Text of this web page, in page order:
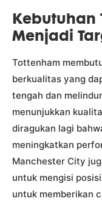
Kebutuhan
Menjadi
Tottenham
berkualitas yang
tengah dan
menunjukkan
diragukan lagi
meningkatkan
Manchester City
untuk mengisi
untuk memberikan